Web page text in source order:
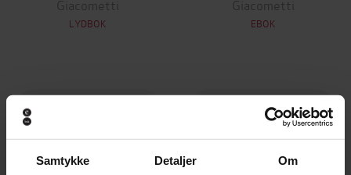
Samtykke Detaljer Om
Giacometti
LYDBOK
Giacometti
EBOK